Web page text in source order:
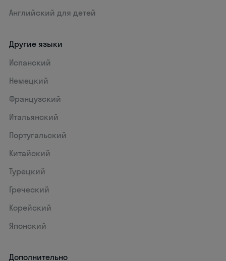
Английский для детей
Другие языки
Испанский
Немецкий
Французский
Итальянский
Португальский
Китайский
Турецкий
Греческий
Корейский
Японский
Дополнительно